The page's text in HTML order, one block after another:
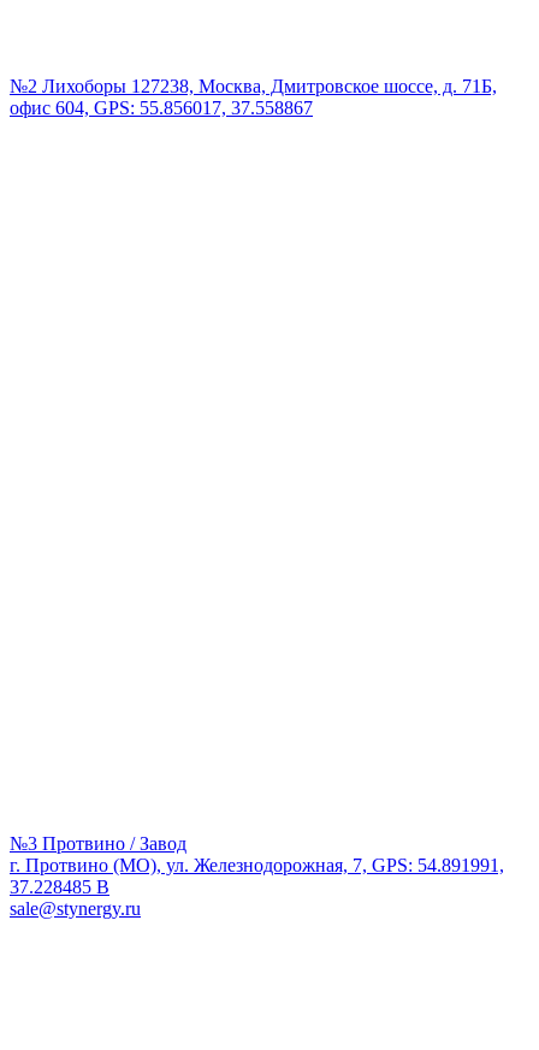
№2 Лихоборы 127238, Москва, Дмитровское шоссе, д. 71Б,
офис 604, GPS: 55.856017, 37.558867
№3 Протвино / Завод
г. Протвино (МО), ул. Железнодорожная, 7, GPS: 54.891991,
37.228485 В
sale@stynergy.ru